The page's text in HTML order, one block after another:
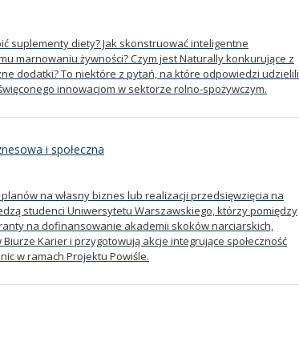
suplementy diety? Jak skonstruować inteligentne
marnowaniu żywności? Czym jest Naturally konkurujące z
dodatki? To niektóre z pytań, na które odpowiedzi udzielili
innowacjom w sektorze rolno-spożywczym.
i społeczna
na własny biznes lub realizacji przedsięwzięcia na
studenci Uniwersytetu Warszawskiego, którzy pomiędzy
na dofinansowanie akademii skoków narciarskich,
Karier i przygotowują akcje integrujące społeczność
w ramach Projektu Powiśle.